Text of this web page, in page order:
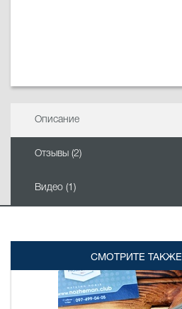
Описание
Отзывы (2)
Видео (1)
СМОТРИТЕ ТАКЖЕ